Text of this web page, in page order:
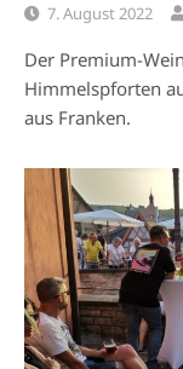
7. August 2022
Der Premium-
Himmelspforten
aus Franken.